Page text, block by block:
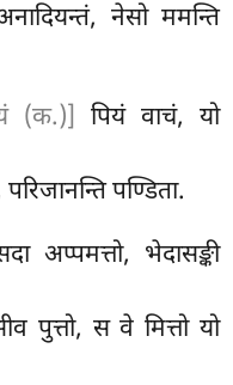
नेसो ममन्ति
(क.)] पियं वाचं, यो
पण्डिता.
अप्पमत्तो, भेदासङ्की
पुत्तो, स वे मित्तो यो